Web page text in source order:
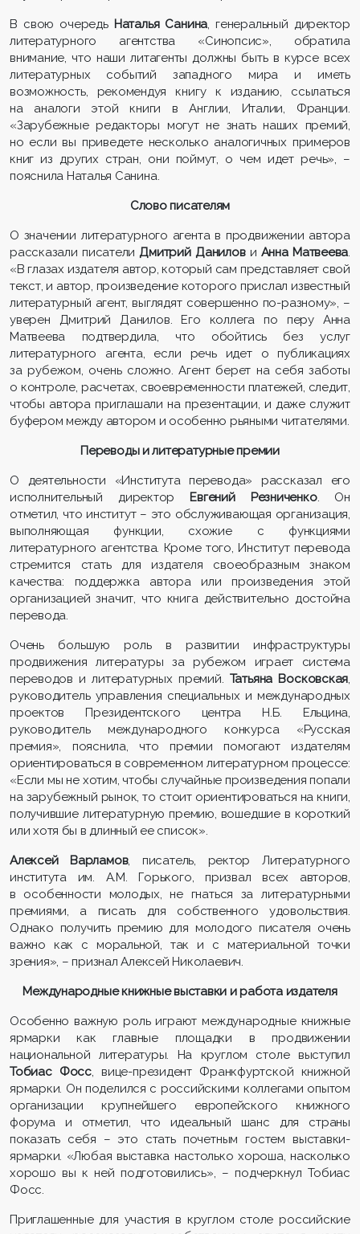
В свою очередь Наталья Санина , генеральный директор
литературного агентства «Синопсис», обратила
внимание, что наши литагенты должны быть в курсе всех
литературных событий западного мира и иметь
возможность, рекомендуя книгу к изданию, ссылаться
на аналоги этой книги в Англии, Италии, Франции.
«Зарубежные редакторы могут не знать наших премий,
но если вы приведете несколько аналогичных примеров
книг из других стран, они поймут, о чем идет речь», –
пояснила Наталья Санина.
Слово писателям
О значении литературного агента в продвижении автора
рассказали писатели Дмитрий Данилови Анна Матвеева
«В глазах издателя автор, который сам представляет свой
текст, и автор, произведение которого прислал известный
литературный агент, выглядят совершенно по-разному», –
уверен Дмитрий Данилов. Его коллега по перу Анна
Матвеева подтвердила, что обойтись без услуг
литературного агента, если речь идет о публикациях
за рубежом, очень сложно. Агент берет на себя заботы
о контроле, расчетах, своевременности платежей, следит,
чтобы автора приглашали на презентации, и даже служит
буфером между автором и особенно рьяными читателями.
Переводы и литературные премии
О деятельности «Института перевода» рассказал его
исполнительный директор Евгений Резниченко. Он
отметил, что институт – это обслуживающая организация,
выполняющая функции, схожие с функциями
литературного агентства. Кроме того, Институт перевода
стремится стать для издателя своеобразным знаком
качества: поддержка автора или произведения этой
организацией значит, что книга действительно достойна
перевода.
Очень большую роль в развитии инфраструктуры
продвижения литературы за рубежом играет система
переводов и литературных премий. Татьяна Восковская
руководитель управления специальных и международных
проектов Президентского центра Н.Б. Ельцина,
руководитель международного конкурса «Русская
премия», пояснила, что премии помогают издателям
ориентироваться в современном литературном процессе:
«Если мы не хотим, чтобы случайные произведения попали
на зарубежный рынок, то стоит ориентироваться на книги,
получившие литературную премию, вошедшие в короткий
или хотя бы в длинный ее список».
Алексей Варламов, писатель, ректор Литературного
института им. А.М. Горького, призвал всех авторов,
в особенности молодых, не гнаться за литературными
премиями, а писать для собственного удовольствия.
Однако получить премию для молодого писателя очень
важно как с моральной, так и с материальной точки
зрения», – признал Алексей Николаевич.
Международные книжные выставки и работа издателя
Особенно важную роль играют международные книжные
ярмарки как главные площадки в продвижении
национальной литературы. На круглом столе выступил
Тобиас Фосс , вице-президент Франкфуртской книжной
ярмарки. Он поделился с российскими коллегами опытом
организации крупнейшего европейского книжного
форума и отметил, что идеальный шанс для страны
показать себя – это стать почетным гостем выставки-
ярмарки. «Любая выставка настолько хороша, насколько
хорошо вы к ней подготовились», – подчеркнул Тобиас
Фосс.
Приглашенные для участия в круглом столе российские